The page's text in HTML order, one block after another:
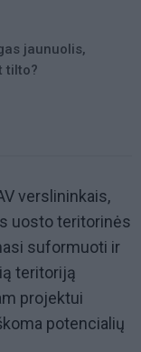
jaunuolis,
tilto?
verslininkais,
uosto teritorinės
suformuoti ir
teritoriją
projektui
potencialių